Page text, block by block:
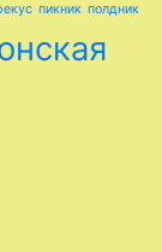
пикник полдник